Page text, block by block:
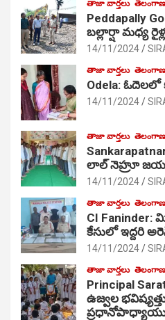
తాజా వార్తలు తెలంగాణ
Peddapally
బల్లార్షా మధ్య
14/11/2024
తాజా వార్తలు తెలంగాణ
Odela: ఓదెలలో
14/11/2024
తాజా వార్తలు తెలంగాణ
లాల్ నెహ్రూ
14/11/2024
తాజా వార్తలు తెలంగాణ
CI Faninder:
కేసులో ఇద్దరి
14/11/2024
తాజా వార్తలు తెలంగాణ
Principal
ఉజ్వల